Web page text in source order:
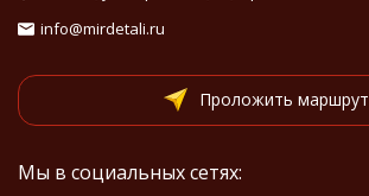
info@mirdetali.ru
Проложить маршрут
Мы в социальных сетях: